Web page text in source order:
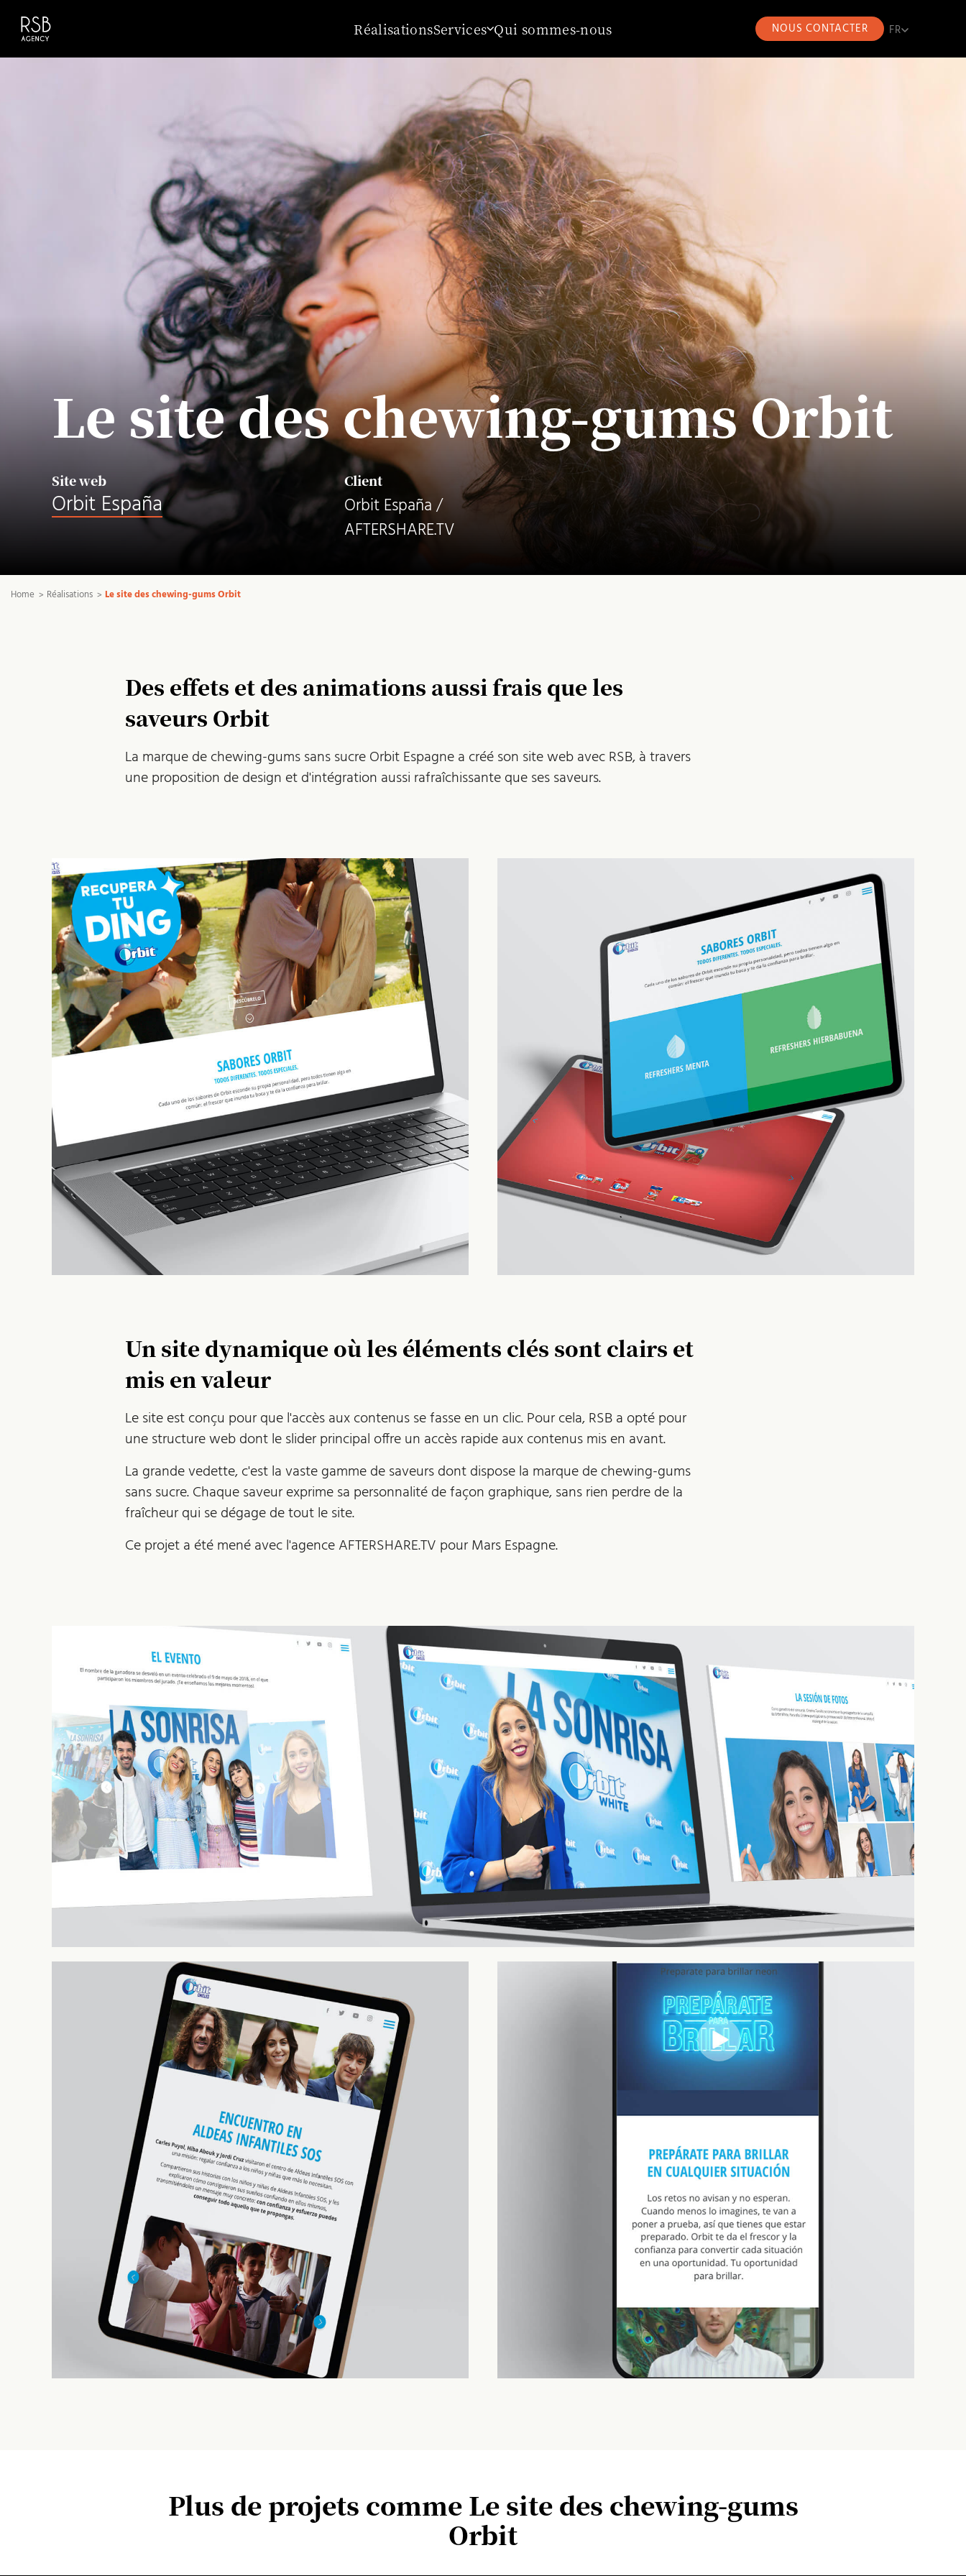
RéalisationsServices Qui sommes-nous NOUS CONTACTER FR
FR
Le site des chewing-gums Orbit
Site web
Orbit España
Client
Orbit España /
AFTERSHARE.TV
Home Réalisations Le site des chewing-gums Orbit
Des effets et des animations aussi frais que les
saveurs Orbit
La marque de chewing-gums sans sucre Orbit Espagne a créé son site web avec RSB, à travers
une proposition de design et d'intégration aussi rafraîchissante que ses saveurs.
Un site dynamique où les éléments clés sont clairs et
mis en valeur
Le site est conçu pour que l'accès aux contenus se fasse en un clic. Pour cela, RSB a opté pour
une structure web dont le slider principal offre un accès rapide aux contenus mis en avant.
La grande vedette, c'est la vaste gamme de saveurs dont dispose la marque de chewing-gums
sans sucre. Chaque saveur exprime sa personnalité de façon graphique, sans rien perdre de la
fraîcheur qui se dégage de tout le site.
Ce projet a été mené avec l'agence AFTERSHARE.TV pour Mars Espagne.
Plus de projets comme Le site des chewing-gums
Orbit